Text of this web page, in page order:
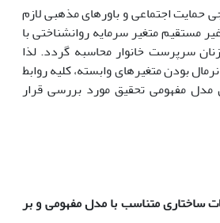
حمایت اجتماعی و باورهای مذهبی لازم
مستقیم متغیر سرمایه روانشناختی با
سرپرست خانوار محاسبه گردد. لذا
بودن متغیرهای وابسته، کلیه روابط
مدل مفهومی تحقیق مورد بررسی قرار
معادلات ساختاری متناسب با مدل مفهومی و بر